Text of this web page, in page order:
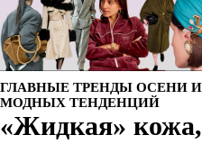
ГЛАВНЫЕ ТРЕНДЫ ОСЕНИ И
МОДНЫХ ТЕНДЕНЦИЙ
«Жидкая»